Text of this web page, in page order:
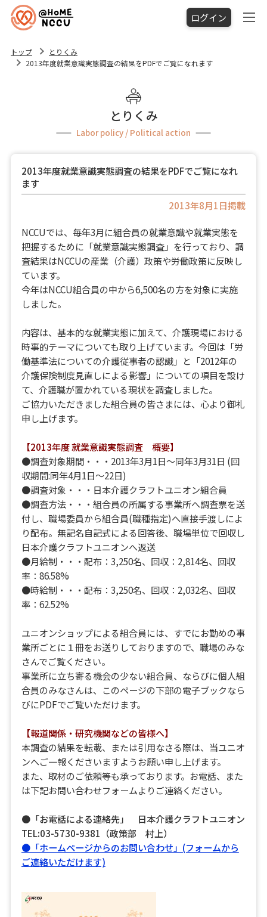
ログイン
トップ
とりくみ
2013年度就業意識実態調査の結果をPDFでご覧になれます
とりくみ
Labor policy / Political action
2013年度就業意識実態調査の結果をPDFでご覧になれ
ます
2013年8月1日掲載
NCCUでは、毎年3月に組合員の就業意識や就業実態を
把握するために「就業意識実態調査」を行っており、調
査結果はNCCUの産業（介護）政策や労働政策に反映し
ています。
今年はNCCU組合員の中から6,500名の方を対象に実施
しました。
内容は、基本的な就業実態に加えて、介護現場における
時事的テーマについても取り上げています。今回は「労
働基準法についての介護従事者の認識」と「2012年の
介護保険制度見直しによる影響」についての項目を設け
て、介護職が置かれている現状を調査しました。
ご協力いただきました組合員の皆さまには、心より御礼
申し上げます。
【2013年度 就業意識実態調査 概要】
●調査対象期間・・・2013年3月1日～同年3月31日 (回
収期間:同年4月1日～22日)
●調査対象・・・日本介護クラフトユニオン組合員
●調査方法・・・組合員の所属する事業所へ調査票を送
付し、職場委員から組合員(職種指定)へ直接手渡しによ
り配布。無記名自記式による回答後、職場単位で回収し
日本介護クラフトユニオンへ返送
●月給制・・・配布：3,250名、回収：2,814名、回収
率：86.58%
●時給制・・・配布：3,250名、回収：2,032名、回収
率：62.52%
ユニオンショップによる組合員には、すでにお勤めの事
業所ごとに１冊をお送りしておりますので、職場のみな
さんでご覧ください。
事業所に立ち寄る機会の少ない組合員、ならびに個人組
合員のみなさんは、このページの下部の電子ブックなら
びにPDFでご覧いただけます。
【報道関係・研究機関などの皆様へ】
本調査の結果を転載、または引用なさる際は、当ユニオ
ンへご一報くださいますようお願い申し上げます。
また、取材のご依頼等も承っております。お電話、また
は下記お問い合わせフォームよりご連絡ください。
●「お電話による連絡先」 日本介護クラフトユニオン
TEL:03-5730-9381（政策部 村上）
●「ホームページからのお問い合わせ」(フォームから
ご連絡いただけます)